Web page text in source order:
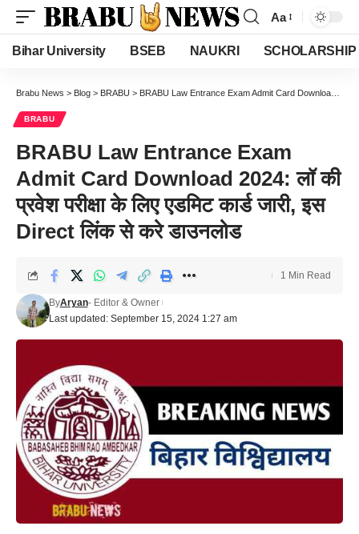
Font
Resizer
Aa
Bihar University BSEB NAUKRI SCHOLARSHIP
Brabu News > Blog > BRABU > BRABU Law Entrance Exam Admit Card Download 2024: लॉ की प्रवेश परीक्षा के लिए एडमिट कार्ड जारी, इस Direct लिंक से करे डाउनलोड
BRABU
BRABU Law Entrance Exam
Admit Card Download 2024: लॉ की
प्रवेश परीक्षा के लिए एडमिट कार्ड जारी, इस
Direct लिंक से करे डाउनलोड
Last updated: September 15, 2024 1:27 am
ByAryan- Editor & Owner
1 Min Read